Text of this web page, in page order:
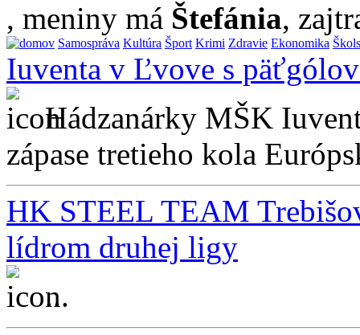
, meniny má Štefánia,
Samospráva Kultúra Šport Krimi Zdravie Ekonomika
Iuventa v Ľvove s
Hádzanárky MŠK
zápase tretieho kola
HK STEEL TEAM
lídrom druhej ligy
...